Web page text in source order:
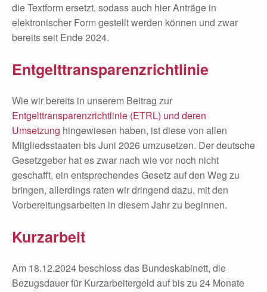
die Textform ersetzt, sodass auch hier Anträge in
elektronischer Form gestellt werden können und zwar
bereits seit Ende 2024.
Entgelttransparenzrichtlinie
Wie wir bereits in unserem Beitrag zur
Entgelttransparenzrichtlinie (ETRL) und deren
Umsetzung hingewiesen haben, ist diese von allen
Mitgliedsstaaten bis Juni 2026 umzusetzen. Der deutsche
Gesetzgeber hat es zwar nach wie vor noch nicht
geschafft, ein entsprechendes Gesetz auf den Weg zu
bringen, allerdings raten wir dringend dazu, mit den
Vorbereitungsarbeiten in diesem Jahr zu beginnen.
Kurzarbeit
Am 18.12.2024 beschloss das Bundeskabinett, die
Bezugsdauer für Kurzarbeitergeld auf bis zu 24 Monate